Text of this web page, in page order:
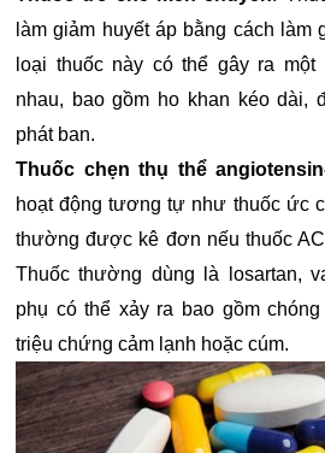
làm giảm huyết áp bằng cách làm
loại thuốc này có thể gây ra
nhau, bao gồm ho khan kéo dài,
phát ban.
Thuốc chẹn thụ thể
hoạt động tương tự như thuốc ức
thường được kê đơn nếu thuốc
Thuốc thường dùng là losartan,
phụ có thể xảy ra bao gồm
triệu chứng cảm lạnh hoặc cúm.